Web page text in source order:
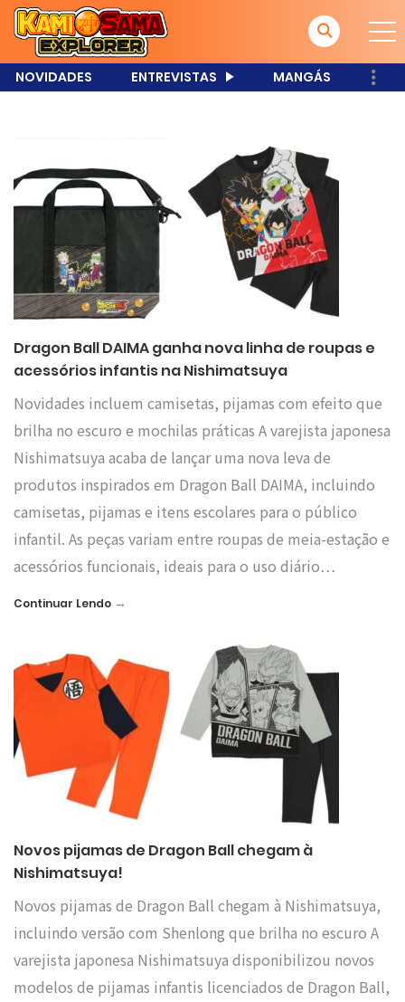
NOVIDADES ENTREVISTAS MANGÁS
Dragon Ball DAIMA ganha nova linha de roupas e
acessórios infantis na Nishimatsuya
Novidades incluem camisetas, pijamas com efeito que
brilha no escuro e mochilas práticas A varejista japonesa
Nishimatsuya acaba de lançar uma nova leva de
produtos inspirados em Dragon Ball DAIMA, incluindo
camisetas, pijamas e itens escolares para o público
infantil. As peças variam entre roupas de meia-estação e
acessórios funcionais, ideais para o uso diário…
Continuar Lendo →
Novos pijamas de Dragon Ball chegam à
Nishimatsuya!
Novos pijamas de Dragon Ball chegam à Nishimatsuya,
incluindo versão com Shenlong que brilha no escuro A
varejista japonesa Nishimatsuya disponibilizou novos
modelos de pijamas infantis licenciados de Dragon Ball,